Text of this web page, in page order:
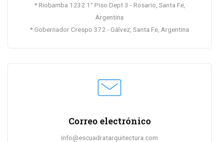
* Riobamba 1232 1° Piso Dept 3 - Rosario, Santa Fe,
Argentina
* Gobernador Crespo 372 - Gálvez, Santa Fe, Argentina
Correo electrónico
info@escuadratarquitectura.com